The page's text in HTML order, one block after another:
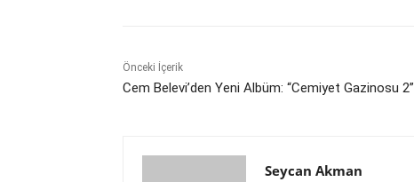
Önceki İçerik
Cem Belevi’den Yeni Albüm: “Cemiyet Gazinosu 2”
Seycan Akman